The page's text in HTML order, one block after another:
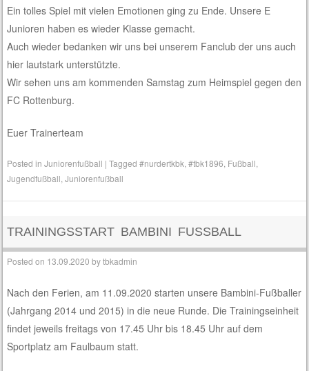
Ein tolles Spiel mit vielen Emotionen ging zu Ende. Unsere E
Junioren haben es wieder Klasse gemacht.
Auch wieder bedanken wir uns bei unserem Fanclub der uns auch
hier lautstark unterstützte.
Wir sehen uns am kommenden Samstag zum Heimspiel gegen den
FC Rottenburg.
Euer Trainerteam
Posted inJuniorenfußball |Tagged#nurdertkbk ,#tbk1896 Fußball
Jugendfußball ,Juniorenfußball
TRAININGSSTART BAMBINI FUSSBALL
Posted on 13.09.2020 bytbkadmin
Nach den Ferien, am 11.09.2020 starten unsere Bambini-Fußballer
(Jahrgang 2014 und 2015) in die neue Runde. Die Trainingseinheit
findet jeweils freitags von 17.45 Uhr bis 18.45 Uhr auf dem
Sportplatz am Faulbaum statt.